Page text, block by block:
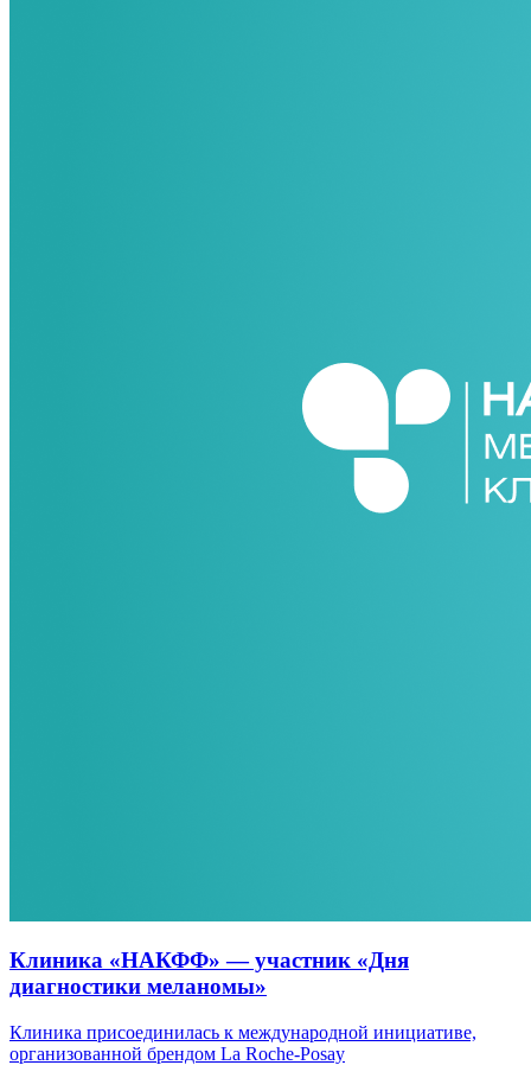
Клиника «НАКФФ» — участник «Дня
диагностики меланомы»
Клиника присоединилась к международной инициативе,
организованной брендом La Roche-Posay